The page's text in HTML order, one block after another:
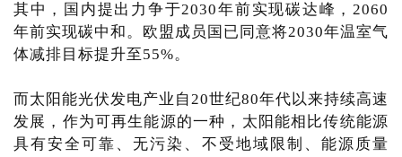
其中，国内提出力争于2030年前实现碳达峰，2060
年前实现碳中和。欧盟成员国已同意将2030年温室气
体减排目标提升至55%。
而太阳能光伏发电产业自20世纪80年代以来持续高速
发展，作为可再生能源的一种，太阳能相比传统能源
具有安全可靠、无污染、不受地域限制、能源质量